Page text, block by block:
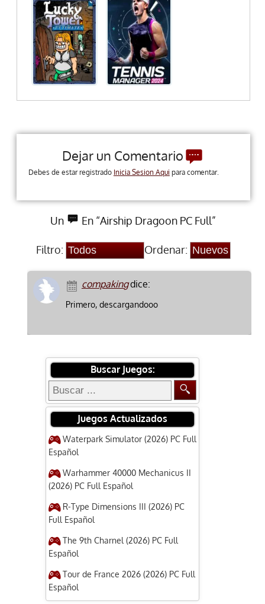
Dejar un Comentario
Debes de estar registrado Inicia Sesion Aqui para comentar.
Un En “Airship Dragoon PC Full”
Filtro: Ordenar:
compakingdice:
Primero, descargandooo
Buscar Juegos:
Juegos Actualizados
Waterpark Simulator (2026) PC Full
Español
Warhammer 40000 Mechanicus II
(2026) PC Full Español
R-Type Dimensions III (2026) PC
Full Español
The 9th Charnel (2026) PC Full
Español
Tour de France 2026 (2026) PC Full
Español